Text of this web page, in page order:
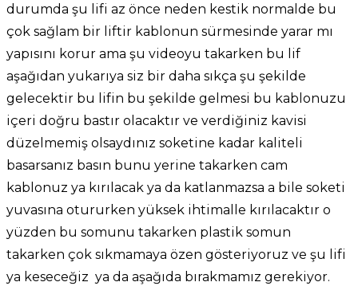
durumda şu lifi az önce neden kestik normalde bu
çok sağlam bir liftir kablonun sürmesinde yarar mı
yapısını korur ama şu videoyu takarken bu lif
aşağıdan yukarıya siz bir daha sıkça şu şekilde
gelecektir bu lifin bu şekilde gelmesi bu kablonuzu
içeri doğru bastır olacaktır ve verdiğiniz kavisi
düzelmemiş olsaydınız soketine kadar kaliteli
basarsanız basın bunu yerine takarken cam
kablonuz ya kırılacak ya da katlanmazsa a bile soketi
yuvasına otururken yüksek ihtimalle kırılacaktır o
yüzden bu somunu takarken plastik somun
takarken çok sıkmamaya özen gösteriyoruz ve şu lifi
ya keseceğiz ya da aşağıda bırakmamız gerekiyor.